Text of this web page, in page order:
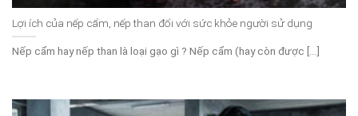
Lợi ích của nếp cẩm, nếp than đối với sức khỏe người sử dụng
Nếp cẩm hay nếp than là loại gạo gì ? Nếp cẩm (hay còn được [...]